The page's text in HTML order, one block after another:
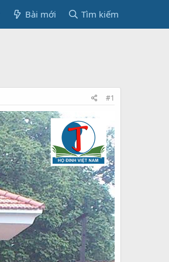
Bài mới Tìm kiếm
#1